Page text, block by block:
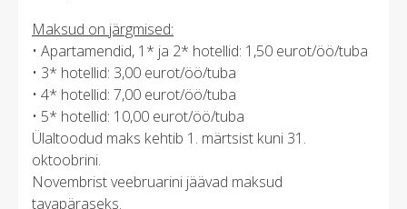
Maksud on järgmised:
• Apartamendid, 1* ja 2* hotellid: 1,50 eurot/öö/tuba
• 3* hotellid: 3,00 eurot/öö/tuba
• 4* hotellid: 7,00 eurot/öö/tuba
• 5* hotellid: 10,00 eurot/öö/tuba
Ülaltoodud maks kehtib 1. märtsist kuni 31.
oktoobrini.
Novembrist veebruarini jäävad maksud
tavapäraseks.